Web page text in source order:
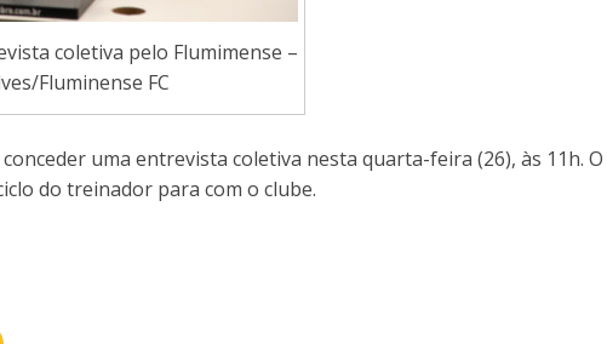
coletiva pelo Flumimense –
Fluminense FC
uma entrevista coletiva nesta quarta-feira (26), às 11h. O
do treinador para com o clube.